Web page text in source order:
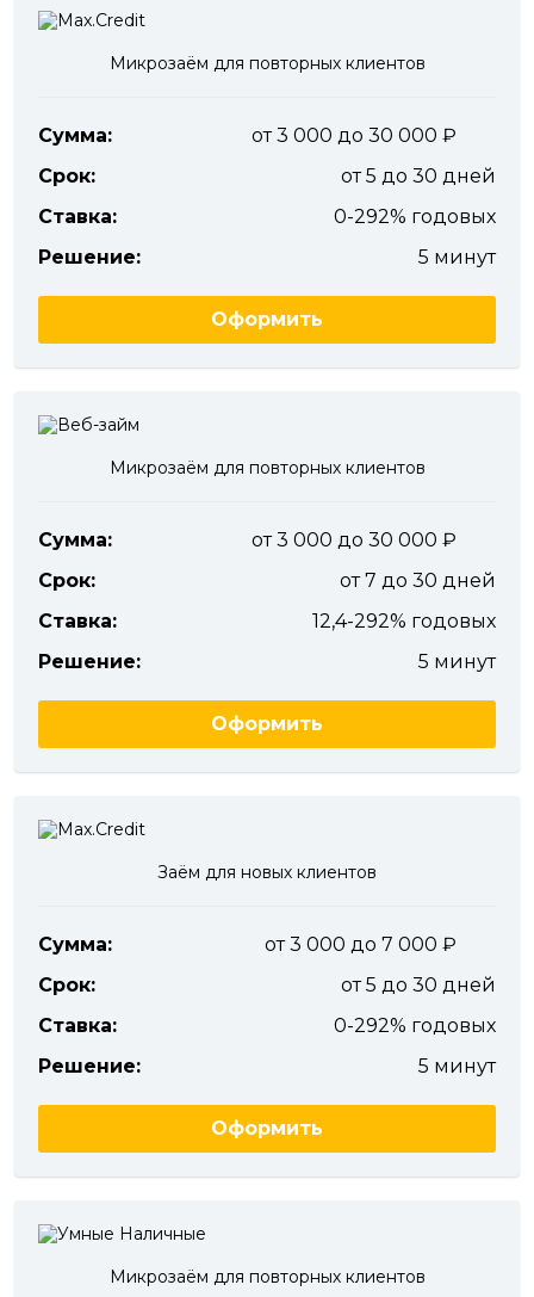
Микрозаём для повторных клиентов
Сумма:
от 3 000 до 30 000
Срок:
от 5 до 30 дней
Ставка:
0-292% годовых
Решение:
5 минут
Оформить
Микрозаём для повторных клиентов
Сумма:
от 3 000 до 30 000
Срок:
от 7 до 30 дней
Ставка:
12,4-292% годовых
Решение:
5 минут
Оформить
Заём для новых клиентов
Сумма:
от 3 000 до 7 000
Срок:
от 5 до 30 дней
Ставка:
0-292% годовых
Решение:
5 минут
Оформить
Микрозаём для повторных клиентов